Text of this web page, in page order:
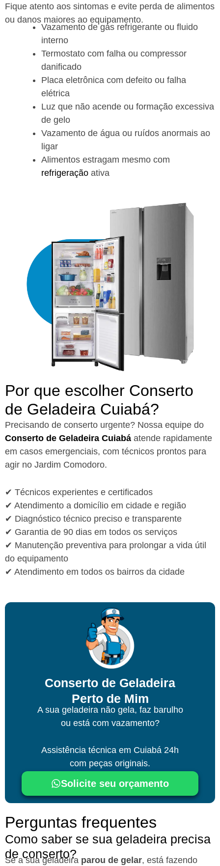
Fique atento aos sintomas e evite perda de alimentos
ou danos maiores ao equipamento.
Vazamento de gás refrigerante ou fluido
interno
Termostato com falha ou compressor
danificado
Placa eletrônica com defeito ou falha
elétrica
Luz que não acende ou formação excessiva
de gelo
Vazamento de água ou ruídos anormais ao
ligar
Alimentos estragam mesmo com
refrigeração ativa
Por que escolher Conserto
de Geladeira Cuiabá?​
Precisando de conserto urgente? Nossa equipe do
Conserto de Geladeira Cuiabá atende rapidamente
em casos emergenciais, com técnicos prontos para
agir no Jardim Comodoro.
✔ Técnicos experientes e certificados
✔ Atendimento a domicílio em cidade e região
✔ Diagnóstico técnico preciso e transparente
✔ Garantia de 90 dias em todos os serviços
✔ Manutenção preventiva para prolongar a vida útil
do equipamento
✔ Atendimento em todos os bairros da cidade
Conserto de Geladeira
Perto de Mim
A sua geladeira não gela, faz barulho
ou está com vazamento?
Assistência técnica em Cuiabá 24h
com peças originais.
Solicite seu orçamento
Perguntas frequentes
Como saber se sua geladeira precisa
de conserto?
Se a sua geladeira parou de gelar, está fazendo